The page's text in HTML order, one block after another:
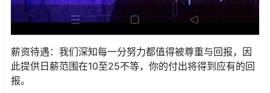
薪资待遇：我们深知每一分努力都值得被尊重与回报，因
此提供日薪范围在10至25不等，你的付出将得到应有的回
报。